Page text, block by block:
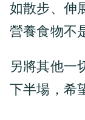
如散步、伸
營養食物不
另將其他一
下半場，希